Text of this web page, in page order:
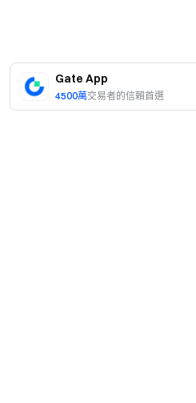
Gate App
4500萬交易者的信賴首選